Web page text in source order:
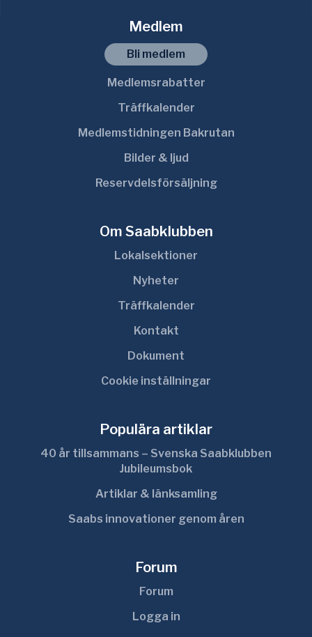
Medlem
Bli medlem
Medlemsrabatter
Träffkalender
Medlemstidningen Bakrutan
Bilder & ljud
Reservdelsförsäljning
Om Saabklubben
Lokalsektioner
Nyheter
Träffkalender
Kontakt
Dokument
Cookie inställningar
Populära artiklar
40 år tillsammans – Svenska Saabklubben
Jubileumsbok
Artiklar & länksamling
Saabs innovationer genom åren
Forum
Forum
Logga in